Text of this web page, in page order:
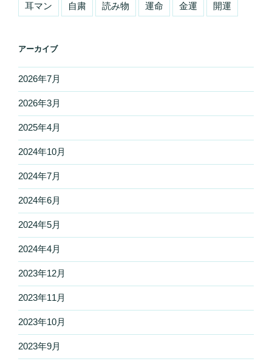
耳マン 自粛 読み物 運命 金運 開運
アーカイブ
2026年7月
2026年3月
2025年4月
2024年10月
2024年7月
2024年6月
2024年5月
2024年4月
2023年12月
2023年11月
2023年10月
2023年9月